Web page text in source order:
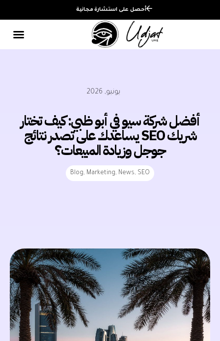
أحصل على استشارة مجانية
يونيو, 2026
أفضل شركة سيو في أبو ظبي: كيف تختار
شريك SEO يساعدك على تصدر نتائج
جوجل وزيادة المبيعات؟
Blog, Marketing, News, SEO